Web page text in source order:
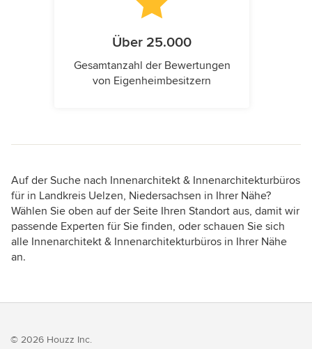
Über 25.000
Gesamtanzahl der Bewertungen
von Eigenheimbesitzern
Auf der Suche nach Innenarchitekt & Innenarchitekturbüros
für in Landkreis Uelzen, Niedersachsen in Ihrer Nähe?
Wählen Sie oben auf der Seite Ihren Standort aus, damit wir
passende Experten für Sie finden, oder schauen Sie sich
alle Innenarchitekt & Innenarchitekturbüros in Ihrer Nähe
an.
© 2026 Houzz Inc.